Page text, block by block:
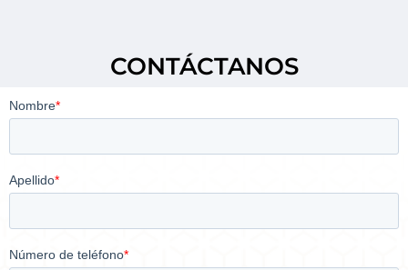
CONTÁCTANOS